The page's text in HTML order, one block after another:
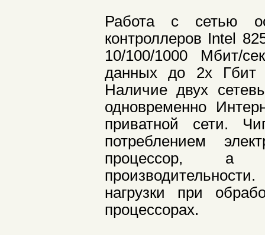
Работа с сетью
контроллеров Intel
10/100/1000 Мбит/
данных до 2х Гбит
Наличие двух
одновременно
приватной сети.
потреблением
процессор, а
нагрузки при
процессорах.